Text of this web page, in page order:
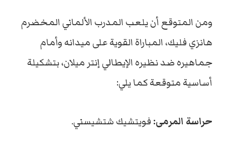
ومن المتوقع أن يلعب المدرب الألماني المخضرم
هانزي فليك، المباراة القوية على ميدانه وأمام
جماهيره ضد نظيره الإيطالي إنتر ميلان، بتشكيلة
أساسية متوقعة كما يلي:
حراسة المرمى: فويتشيك شتشيسني.